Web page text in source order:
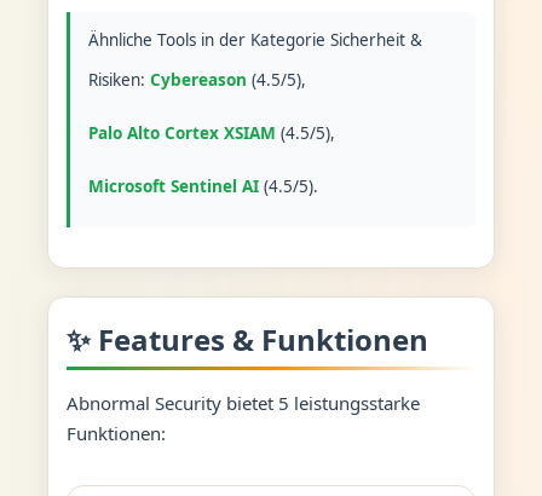
Ähnliche Tools in der Kategorie Sicherheit &
Risiken: Cybereason (4.5/5),
Palo Alto Cortex XSIAM (4.5/5),
Microsoft Sentinel AI(4.5/5).
✨ Features & Funktionen
Abnormal Security bietet 5 leistungsstarke
Funktionen: